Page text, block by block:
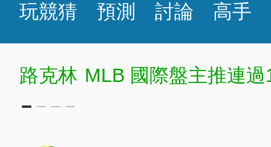
玩競猜 預測 討論 高手
路克林 MLB 國際盤主推連過